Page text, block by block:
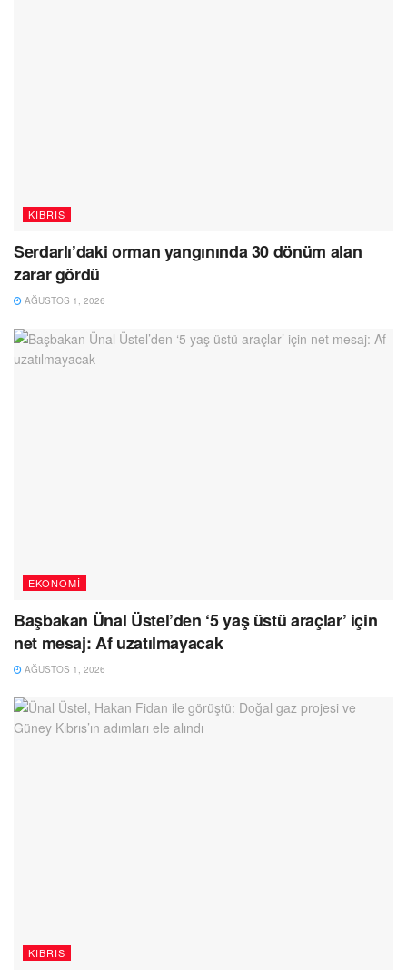
KIBRIS
Serdarlı’daki orman yangınında 30 dönüm alan
zarar gördü
AĞUSTOS 1, 2026
EKONOMI
Başbakan Ünal Üstel’den ‘5 yaş üstü araçlar’ için
net mesaj: Af uzatılmayacak
AĞUSTOS 1, 2026
KIBRIS